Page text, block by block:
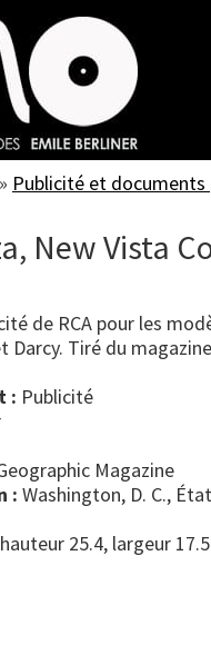
» Publicité et
New Vista
de RCA pour les
Darcy. Tiré du
:
publicité
Magazine
: Washington, D. C.,
hauteur 25.4, largeur 17.5